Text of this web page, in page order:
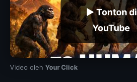
▶ Tonton di
YouTube
Video oleh Your Click